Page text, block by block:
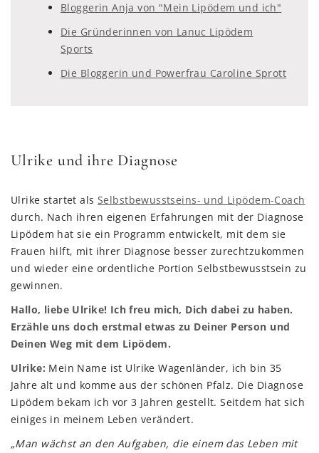
Bloggerin Anja von "Mein Lipödem und ich"
Die Gründerinnen von Lanuc Lipödem
Sports
Die Bloggerin und Powerfrau Caroline Sprott
Ulrike und ihre Diagnose
Ulrike startet als Selbstbewusstseins- und Lipödem-Coach
durch. Nach ihren eigenen Erfahrungen mit der Diagnose
Lipödem hat sie ein Programm entwickelt, mit dem sie
Frauen hilft, mit ihrer Diagnose besser zurechtzukommen
und wieder eine ordentliche Portion Selbstbewusstsein zu
gewinnen.
Hallo, liebe Ulrike! Ich freu mich, Dich dabei zu haben.
Erzähle uns doch erstmal etwas zu Deiner Person und
Deinen Weg mit dem Lipödem.
Ulrike: Mein Name ist Ulrike Wagenländer, ich bin 35
Jahre alt und komme aus der schönen Pfalz. Die Diagnose
Lipödem bekam ich vor 3 Jahren gestellt. Seitdem hat sich
einiges in meinem Leben verändert.
„Man wächst an den Aufgaben, die einem das Leben mit